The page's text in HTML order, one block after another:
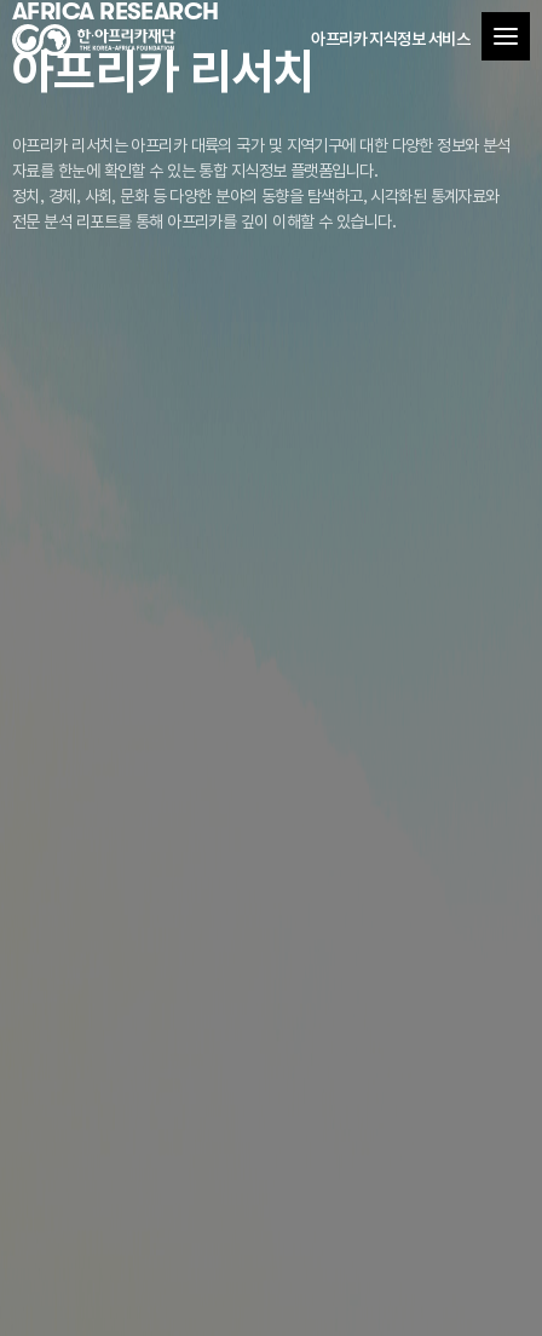
아프리카 지식정보 서비스
AFRICA RESEARCH
아프리카 리서치
아프리카 리서치는 아프리카 대륙의 국가 및 지역기구에 대한 다양한 정보와 분석
자료를 한눈에 확인할 수 있는 통합 지식정보 플랫폼입니다.
정치, 경제, 사회, 문화 등 다양한 분야의 동향을 탐색하고, 시각화된 통계자료와
전문 분석 리포트를 통해 아프리카를 깊이 이해할 수 있습니다.